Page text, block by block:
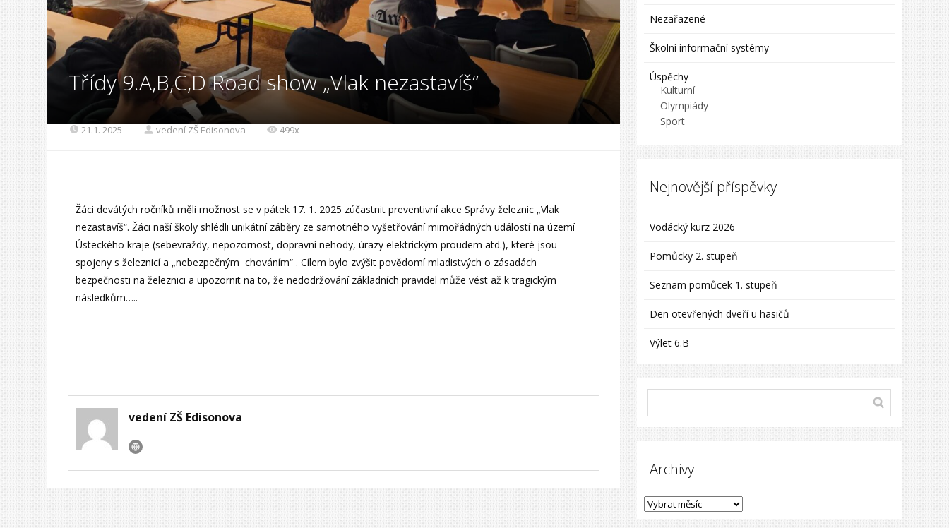
Třídy 9.A,B,C,D Road show „Vlak nezastavíš“
21.1. 2025 vedení ZŠ Edisonova 499x
Žáci devátých ročníků měli možnost se v pátek 17. 1. 2025 zúčastnit preventivní akce Správy železnic „Vlak
nezastavíš“. Žáci naší školy shlédli unikátní záběry ze samotného vyšetřování mimořádných událostí na území
Ústeckého kraje (sebevraždy, nepozornost, dopravní nehody, úrazy elektrickým proudem atd.), které jsou
spojeny s železnicí a „nebezpečným chováním“ . Cílem bylo zvýšit povědomí mladistvých o zásadách
bezpečnosti na železnici a upozornit na to, že nedodržování základních pravidel může vést až k tragickým
následkům…..
vedení ZŠ Edisonova
Nezařazené
Školní informační systémy
Úspěchy
Kulturní
Olympiády
Sport
Nejnovější příspěvky
Vodácký kurz 2026
Pomůcky 2. stupeň
Seznam pomůcek 1. stupeň
Den otevřených dveří u hasičů
Výlet 6.B
Archivy